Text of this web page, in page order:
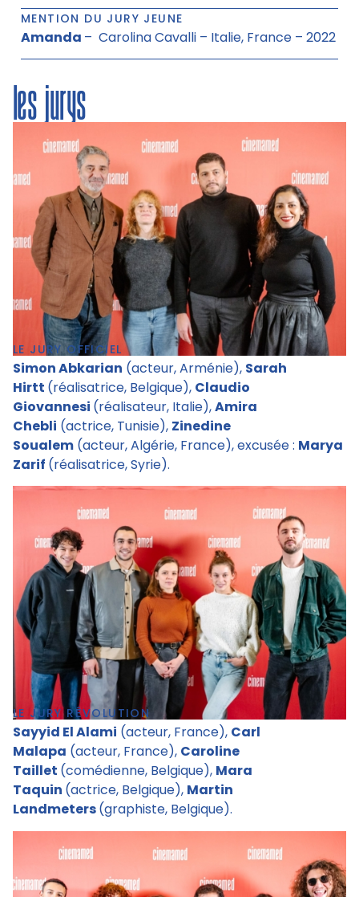
MENTION DU JURY JEUNE
Amanda – Carolina Cavalli – Italie, France – 2022
les jurys
LE JURY OFFICIEL
Simon Abkarian (acteur, Arménie), Sarah
Hirtt (réalisatrice, Belgique), Claudio
Giovannesi (réalisateur, Italie),Amira
Chebli (actrice, Tunisie), Zinedine
Soualem (acteur, Algérie, France), excusée : Marya
Zarif (réalisatrice, Syrie).
LE JURY RÊVOLUTION
Sayyid El Alami (acteur, France), Carl
Malapa (acteur, France), Caroline
Taillet (comédienne, Belgique), Mara
Taquin (actrice, Belgique), Martin
Landmeters(graphiste, Belgique).